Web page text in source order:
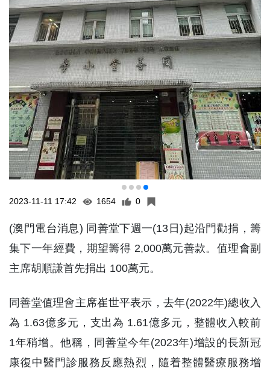
2023-11-11 17:42 1654 0
(澳門電台消息) 同善堂下週一(13日)起沿門勸捐，籌
集下一年經費，期望籌得 2,000萬元善款。值理會副
主席胡順謙首先捐出 100萬元。
同善堂值理會主席崔世平表示，去年(2022年)總收入
為 1.63億多元，支出為 1.61億多元，整體收入較前
1年稍增。他稱，同善堂今年(2023年)增設的長新冠
康復中醫門診服務反應熱烈，隨着整體醫療服務增